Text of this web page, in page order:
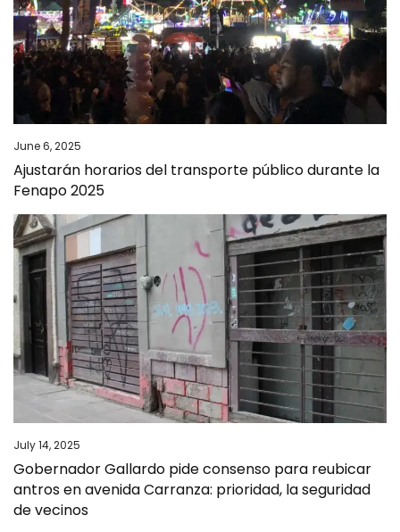
June 6, 2025
Ajustarán horarios del transporte público durante la
Fenapo 2025
July 14, 2025
Gobernador Gallardo pide consenso para reubicar
antros en avenida Carranza: prioridad, la seguridad
de vecinos